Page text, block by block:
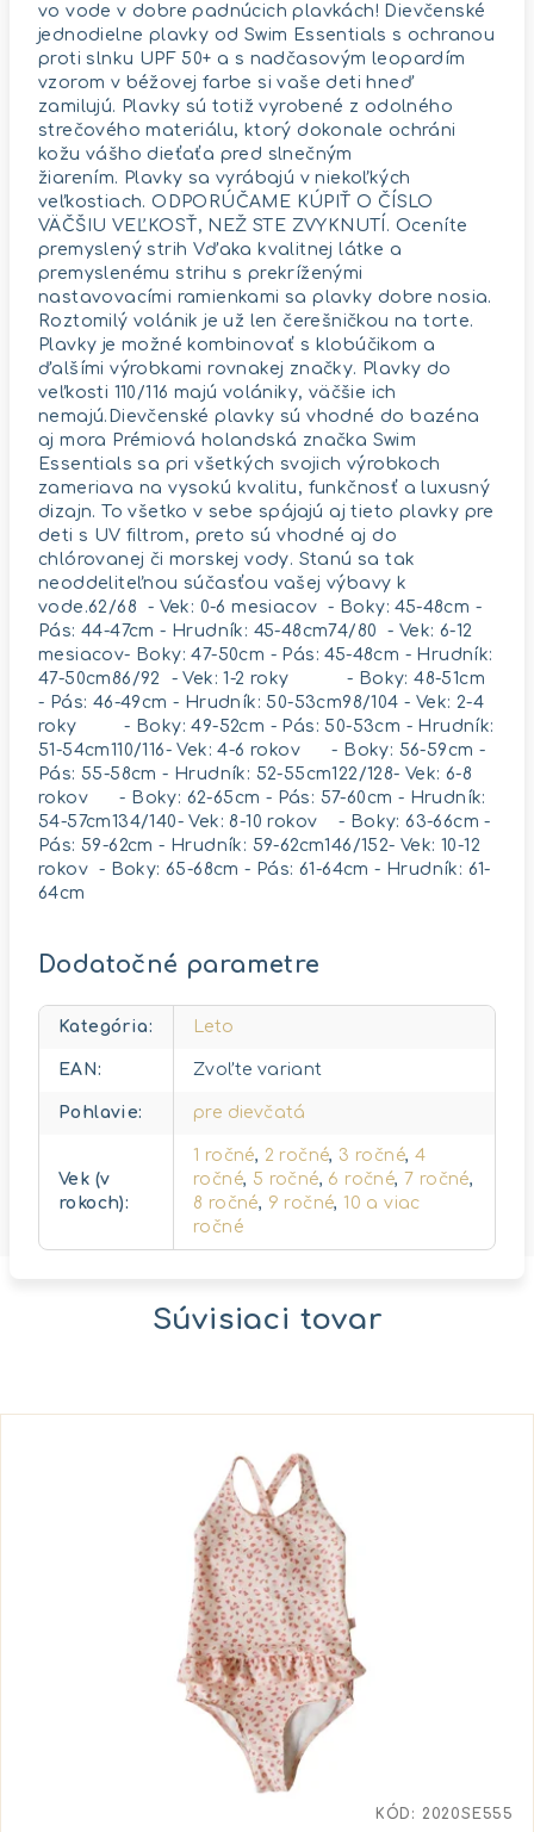
vo vode v dobre padnúcich plavkách! Dievčenské
jednodielne plavky od Swim Essentials s ochranou
proti slnku UPF 50+ a s nadčasovým leopardím
vzorom v béžovej farbe si vaše deti hneď
zamilujú. Plavky sú totiž vyrobené z odolného
strečového materiálu, ktorý dokonale ochráni
kožu vášho dieťaťa pred slnečným
žiarením. Plavky sa vyrábajú v niekoľkých
veľkostiach. ODPORÚČAME KÚPIŤ O ČÍSLO
VÄČŠIU VEĽKOSŤ, NEŽ STE ZVYKNUTÍ. Oceníte
premyslený strih Vďaka kvalitnej látke a
premyslenému strihu s prekríženými
nastavovacími ramienkami sa plavky dobre nosia.
Roztomilý volánik je už len čerešničkou na torte.
Plavky je možné kombinovať s klobúčikom a
ďalšími výrobkami rovnakej značky. Plavky do
veľkosti 110/116 majú volániky, väčšie ich
nemajú.Dievčenské plavky sú vhodné do bazéna
aj mora Prémiová holandská značka Swim
Essentials sa pri všetkých svojich výrobkoch
zameriava na vysokú kvalitu, funkčnosť a luxusný
dizajn. To všetko v sebe spájajú aj tieto plavky pre
deti s UV filtrom, preto sú vhodné aj do
chlórovanej či morskej vody. Stanú sa tak
neoddeliteľnou súčasťou vašej výbavy k
vode.62/68 - Vek: 0-6 mesiacov - Boky: 45-48cm -
Pás: 44-47cm - Hrudník: 45-48cm74/80 - Vek: 6-12
mesiacov- Boky: 47-50cm - Pás: 45-48cm - Hrudník:
47-50cm86/92 - Vek: 1-2 roky - Boky: 48-51cm
- Pás: 46-49cm - Hrudník: 50-53cm98/104 - Vek: 2-4
roky - Boky: 49-52cm - Pás: 50-53cm - Hrudník:
51-54cm110/116- Vek: 4-6 rokov - Boky: 56-59cm -
Pás: 55-58cm - Hrudník: 52-55cm122/128- Vek: 6-8
rokov - Boky: 62-65cm - Pás: 57-60cm - Hrudník:
54-57cm134/140- Vek: 8-10 rokov - Boky: 63-66cm -
Pás: 59-62cm - Hrudník: 59-62cm146/152- Vek: 10-12
rokov - Boky: 65-68cm - Pás: 61-64cm - Hrudník: 61-
64cm
Dodatočné parametre
Kategória: Leto
EAN: Zvoľte variant
Pohlavie: pre dievčatá
Vek (v
rokoch):
1 ročné, 2 ročné, 3 ročné, 4
ročné, 5 ročné, 6 ročné,7 ročné,
8 ročné, 9 ročné,10 a viac
ročné
Súvisiaci tovar
KÓD: 2020SE555